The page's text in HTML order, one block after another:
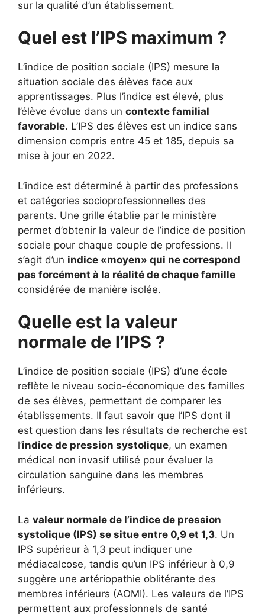
sur la qualité d’un établissement.
Quel est l’IPS maximum ?
L’indice de position sociale (IPS) mesure la
situation sociale des élèves face aux
apprentissages. Plus l’indice est élevé, plus
l’élève évolue dans un contexte familial
favorable. L’IPS des élèves est un indice sans
dimension compris entre 45 et 185, depuis sa
mise à jour en 2022.
L’indice est déterminé à partir des professions
et catégories socioprofessionnelles des
parents. Une grille établie par le ministère
permet d’obtenir la valeur de l’indice de position
sociale pour chaque couple de professions. Il
s’agit d’un indice «moyen» qui ne correspond
pas forcément à la réalité de chaque famille
considérée de manière isolée.
Quelle est la valeur
normale de l’IPS ?
L’indice de position sociale (IPS) d’une école
reflète le niveau socio-économique des familles
de ses élèves, permettant de comparer les
établissements. Il faut savoir que l’IPS dont il
est question dans les résultats de recherche est
l’indice de pression systolique, un examen
médical non invasif utilisé pour évaluer la
circulation sanguine dans les membres
inférieurs.
La valeur normale de l’indice de pression
systolique (IPS) se situe entre 0,9 et 1,3. Un
IPS supérieur à 1,3 peut indiquer une
médiacalcose, tandis qu’un IPS inférieur à 0,9
suggère une artériopathie oblitérante des
membres inférieurs (AOMI). Les valeurs de l’IPS
permettent aux professionnels de santé